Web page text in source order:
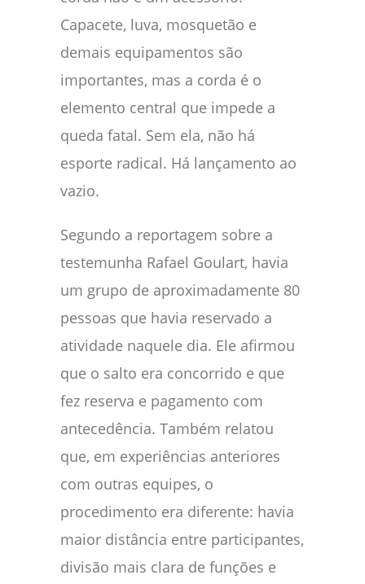
Capacete, luva, mosquetão e
demais equipamentos são
importantes, mas a corda é o
elemento central que impede a
queda fatal. Sem ela, não há
esporte radical. Há lançamento ao
vazio.
Segundo a reportagem sobre a
testemunha Rafael Goulart, havia
um grupo de aproximadamente 80
pessoas que havia reservado a
atividade naquele dia. Ele afirmou
que o salto era concorrido e que
fez reserva e pagamento com
antecedência. Também relatou
que, em experiências anteriores
com outras equipes, o
procedimento era diferente: havia
maior distância entre participantes,
divisão mais clara de funções e